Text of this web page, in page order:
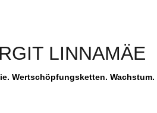
LINNAMÄE
Wertschöpfungsketten. Wachstum.